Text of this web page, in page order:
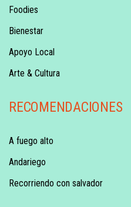
Foodies
Bienestar
Apoyo Local
Arte & Cultura
RECOMENDACIONES
A fuego alto
Andariego
Recorriendo con salvador